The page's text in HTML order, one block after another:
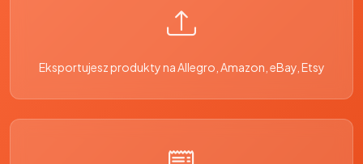
Eksportujesz produkty na Allegro, Amazon, eBay, Etsy